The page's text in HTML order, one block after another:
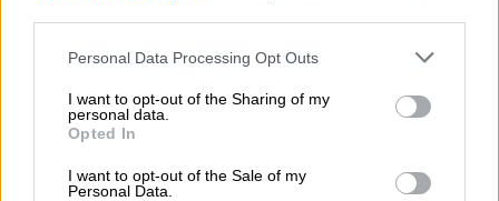
Please note that this website/app uses one or more Google
not limited to your visit or usage behaviour. You may click to
grant or deny consent to Google and its third-party tags to
use your data for below specified purposes in below Google
consent section.
Personal Data Processing Opt Outs
I want to opt-out of the Sharing of my
personal data.
Opted In
I want to opt-out of the Sale of my
Personal Data.
Ευρωπαίων Εντεταλμένων Εισαγγελέων,
ανταποκρινόμενη πλήρως στις απαιτήσεις
της θέσης του Προϊσταμένου με τις
κρίνοντας ότι η μετακίνησή της σε θέση